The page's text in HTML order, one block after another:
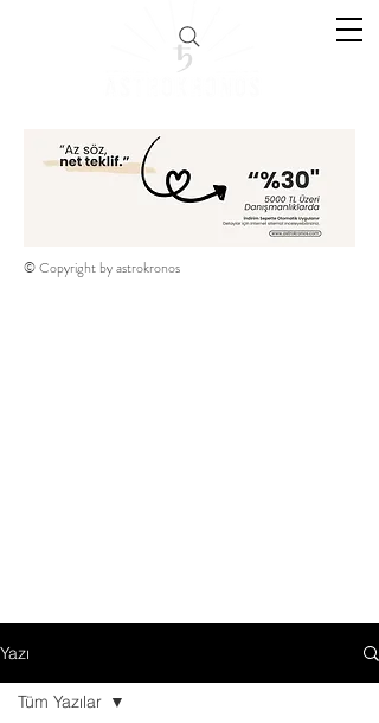
© Copyright by astrokronos
Yazı
Tüm Yazılar